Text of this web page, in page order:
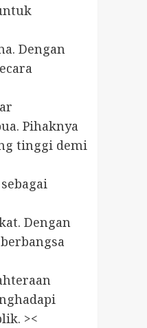
Dengan
Pihaknya
tinggi demi
Dengan
><